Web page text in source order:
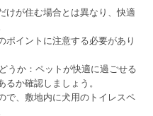
けが住む場合とは異なり、快適
ポイントに注意する必要があり
うか：ペットが快適に過ごせる
か確認しましょう。
で、敷地内に犬用のトイレスペ